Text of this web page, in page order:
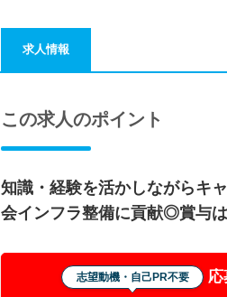
求人情報
この求人のポイント
知識・経験を活かしながらキ
会インフラ整備に貢献◎賞与
志望動機・自己PR不要